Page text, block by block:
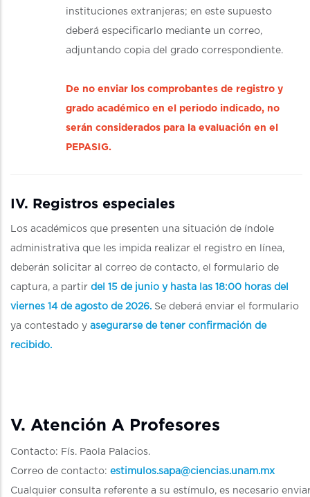
instituciones extranjeras; en este supuesto
deberá especificarlo mediante un correo,
adjuntando copia del grado correspondiente.
De no enviar los comprobantes de registro y
grado académico en el periodo indicado, no
serán considerados para la evaluación en el
PEPASIG.
IV. Registros especiales
Los académicos que presenten una situación de índole
administrativa que les impida realizar el registro en línea,
deberán solicitar al correo de contacto, el formulario de
captura, a partir del 15 de junio y hasta las 18:00 horas del
viernes 14 de agosto de 2026. Se deberá enviar el formulario
ya contestado y asegurarse de tener confirmación de
recibido.
V. Atención A Profesores
Contacto: Fís. Paola Palacios.
Correo de contacto: estimulos.sapa@ciencias.unam.mx
Cualquier consulta referente a su estímulo, es necesario